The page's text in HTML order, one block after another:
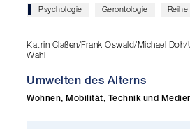
Psychologie Gerontologie Reihe
Katrin Claßen/Frank Oswald/Michael
Wahl
Umwelten des Alterns
Wohnen, Mobilität, Technik und